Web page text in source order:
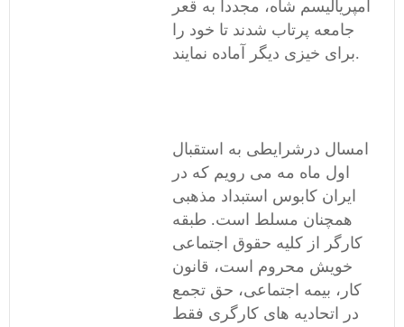
امپریالیسم شاه، مجددا به قعر
جامعه پرتاب شدند تا خود را
برای خیزی دیگر آماده نمایند.
امسال درشرایطی به استقبال
اول ماه مه می رویم که در
ایران کابوس استبداد مذهبی
همچنان مسلط است. طبقه
کارگر از کلیه حقوق اجتماعی
خویش محروم است، قانون
کار، بیمه اجتماعی، حق تجمع
در اتحادیه های کارگری فقط